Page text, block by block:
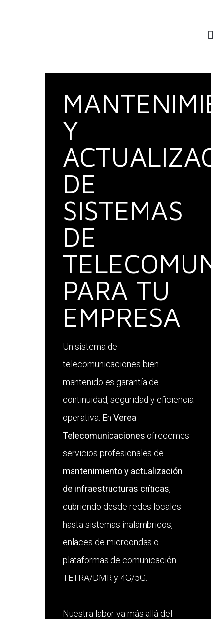
Y
DE
SISTEMAS
DE
PARA TU
EMPRESA
Un sistema de
telecomunicaciones bien
mantenido es garantía de
continuidad, seguridad y eficiencia
operativa. En Verea
Telecomunicaciones ofrecemos
servicios profesionales de
mantenimiento y actualización
de infraestructuras críticas,
cubriendo desde redes locales
hasta sistemas inalámbricos,
enlaces de microondas o
plataformas de comunicación
TETRA/DMR y 4G/5G.
Nuestra labor va más allá del